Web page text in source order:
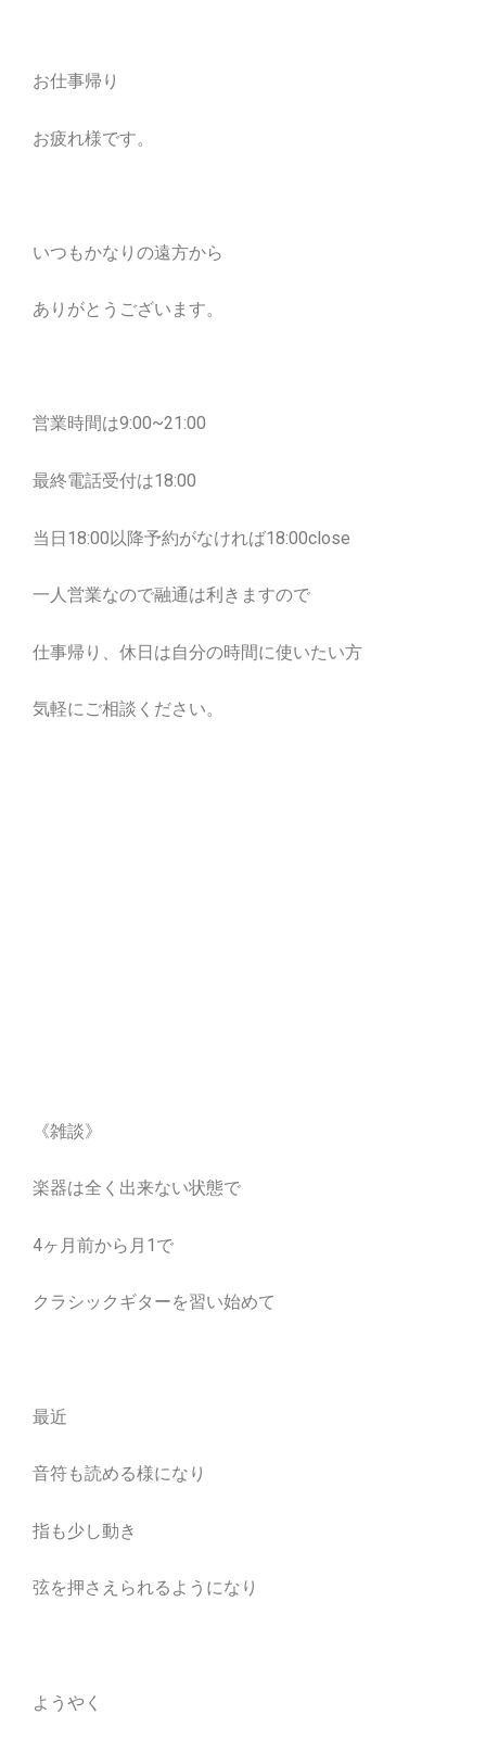
お仕事帰り
お疲れ様です。
いつもかなりの遠方から
ありがとうございます。
営業時間は9:00~21:00
最終電話受付は18:00
当日18:00以降予約がなければ18:00close
一人営業なので融通は利きますので
仕事帰り、休日は自分の時間に使いたい方
気軽にご相談ください。
《雑談》
楽器は全く出来ない状態で
4ヶ月前から月1で
クラシックギターを習い始めて
最近
音符も読める様になり
指も少し動き
弦を押さえられるようになり
ようやく